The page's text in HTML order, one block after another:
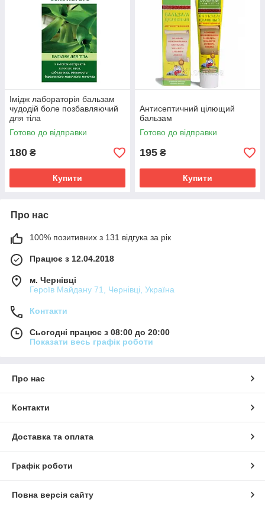
Імідж лабораторія бальзам
чудодій боле позбавляючий
для тіла
Готово до відправки
180 ₴
Купити
Антисептичний цілющий
бальзам
Готово до відправки
195 ₴
Купити
Про нас
100% позитивних з 131 відгука за рік
Працює з 12.04.2018
м. Чернівці
Героїв Майдану 71, Чернівці, Україна
Контакти
Сьогодні працює з 08:00 до 20:00
Показати весь графік роботи
Про нас
Контакти
Доставка та оплата
Графік роботи
Повна версія сайту